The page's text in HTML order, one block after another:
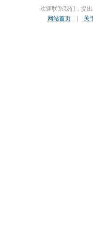
欢迎联系我们，提
网站首页| 关